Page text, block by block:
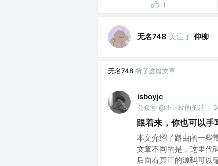
1
无名748 关注了 仰柳
无名748 赞了这篇文章
isboyjc
公众号 @不正经的前端 ·
跟着来，你也可以
本文介绍了路由的一些
文章不同的是，这里代
后面看真正的源码可以